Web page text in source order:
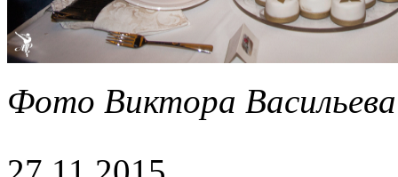
Фото Виктора